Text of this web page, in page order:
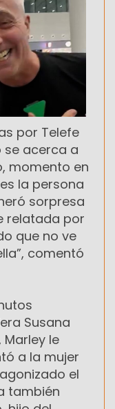
por Telefe
acerca a
momento en
la persona
sorpresa
relatada por
que no ve
comentó
Susana
Marley le
a la mujer
el
también